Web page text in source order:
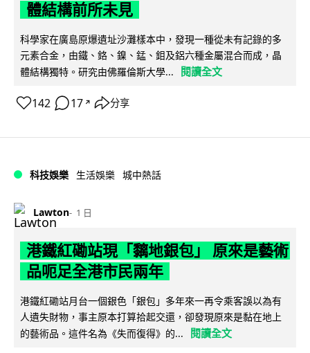
體結構前所未見
科學家在廣島原爆遺址沙灘樣本中，發現一種從未有記錄的多
元素合金，由鐵、鉻、鎳、錳、鉬及鋁六種金屬混合而成，晶
體結構獨特。研究由佛羅倫斯大學...
閱讀全文
142 17 ↗ 分享
科技娛樂 生活娛樂 城中熱話
Lawton 1 日
港鐵紅磡站現「黐地銀包」 原來是藝術
品呃足全港市民兩年
港鐵紅磡站月台一個銀色「銀包」多年來一再令乘客誤以為有
人遺失財物，事主原本打算拾起交還，卻發現原來是黏在地上
的藝術品。這件名為《失而復得》的...
閱讀全文